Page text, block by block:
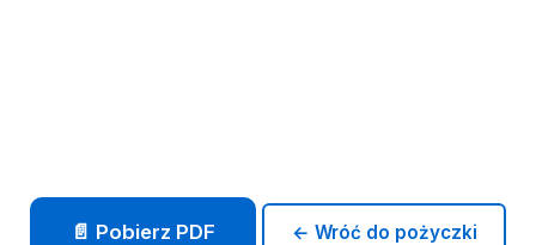
📄 Pobierz PDF ← Wróć do pożyczki